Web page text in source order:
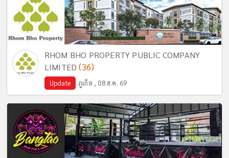
RHOM BHO PROPERTY PUBLIC COMPANY
LIMITED(36)
Update ภูเก็ต , 08 ส.ค. 69